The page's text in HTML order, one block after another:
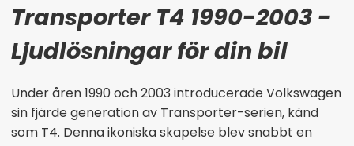
Transporter T4 1990-2003 -
Ljudlösningar för din bil
Under åren 1990 och 2003 introducerade Volkswagen
sin fjärde generation av Transporter-serien, känd
som T4. Denna ikoniska skapelse blev snabbt en